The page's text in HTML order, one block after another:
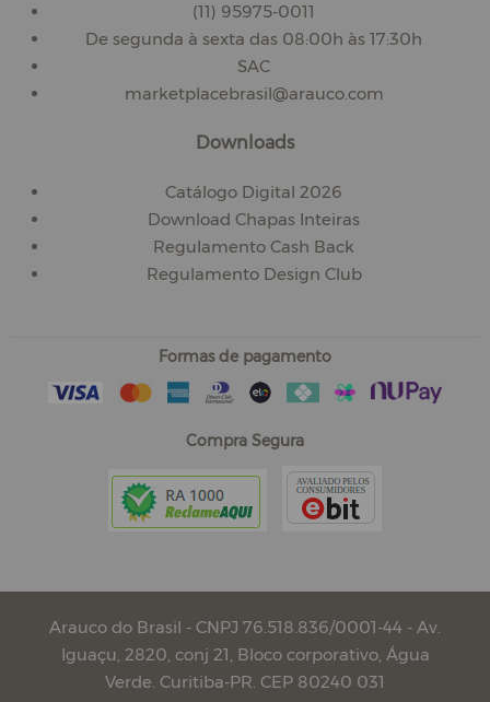
(11) 95975-0011
De segunda à sexta das 08:00h às 17:30h
SAC
marketplacebrasil@arauco.com
Downloads
Catálogo Digital 2026
Download Chapas Inteiras
Regulamento Cash Back
Regulamento Design Club
Formas de pagamento
Compra Segura
Arauco do Brasil - CNPJ 76.518.836/0001-44 - Av.
Iguaçu, 2820, conj 21, Bloco corporativo, Água
Verde. Curitiba-PR. CEP 80240 031